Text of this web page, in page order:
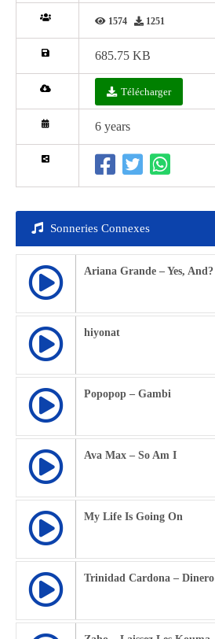
1574 1251
685.75 KB
Télécharger
6 years
Sonneries Connexes
Ariana Grande – Yes, And?
hiyonat
Popopop – Gambi
Ava Max – So Am I
My Life Is Going On
Trinidad Cardona – Dinero